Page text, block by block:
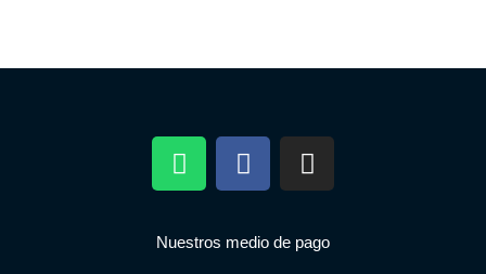
W
h
s
F
a
e
b
I
n
a
Nuestros medio de pago